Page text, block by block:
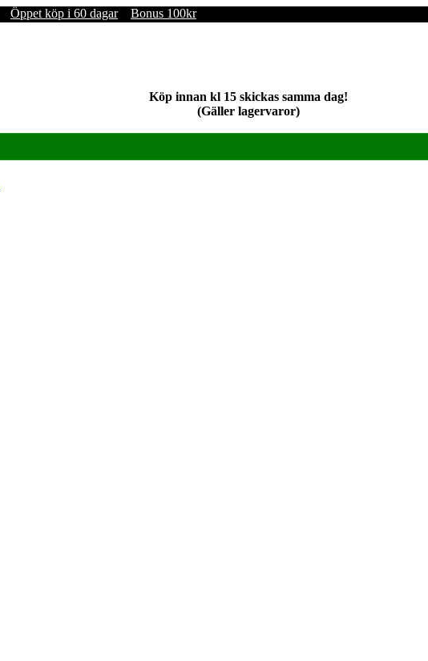
Öppet köp i 60 dagar Bonus 100kr
Köp innan kl 15 skickas samma dag!
(Gäller lagervaror)